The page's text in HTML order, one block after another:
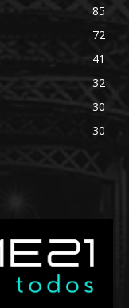
85
72
41
32
30
30